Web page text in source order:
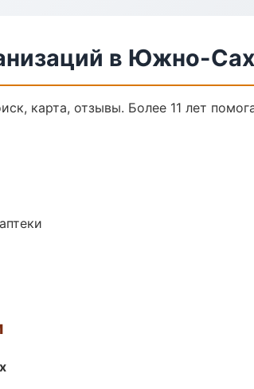
в Южно-
карта, отзывы. Более 11 лет